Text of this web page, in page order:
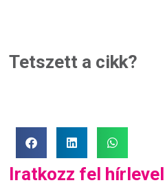
Tetszett a cikk?
Iratkozz fel